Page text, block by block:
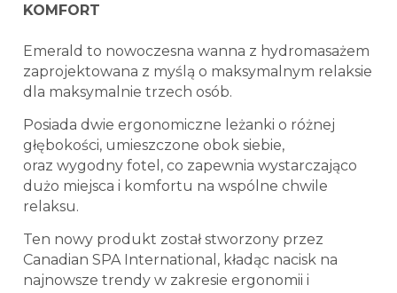
KOMFORT
Emerald to nowoczesna wanna z hydromasażem
zaprojektowana z myślą o maksymalnym relaksie
dla maksymalnie trzech osób.
Posiada dwie ergonomiczne leżanki o różnej
głębokości, umieszczone obok siebie,
oraz wygodny fotel , co zapewnia wystarczająco
dużo miejsca i komfortu na wspólne chwile
relaksu.
Ten nowy produkt został stworzony przez
Canadian SPA International, kładąc nacisk na
najnowsze trendy w zakresie ergonomii i